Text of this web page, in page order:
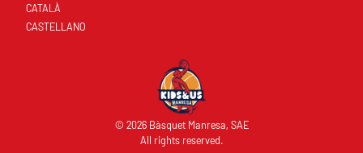
CATALÀ
CASTELLANO
© 2026 Bàsquet Manresa, SAE
All rights reserved.